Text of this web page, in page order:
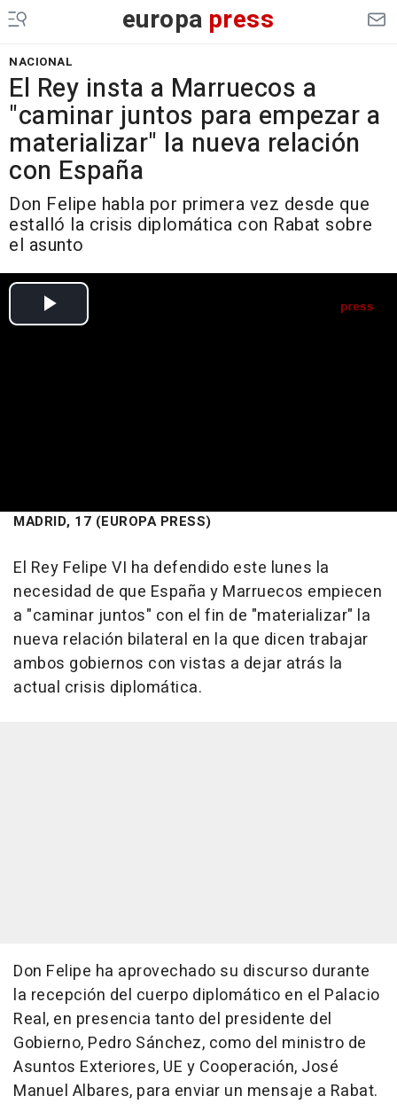
europa press
NACIONAL
El Rey insta a Marruecos a
"caminar juntos para empezar a
materializar" la nueva relación
con España
Don Felipe habla por primera vez desde que
estalló la crisis diplomática con Rabat sobre
el asunto
MADRID, 17 (EUROPA PRESS)
El Rey Felipe VI ha defendido este lunes la
necesidad de que España y Marruecos empiecen
a "caminar juntos" con el fin de "materializar" la
nueva relación bilateral en la que dicen trabajar
ambos gobiernos con vistas a dejar atrás la
actual crisis diplomática.
Don Felipe ha aprovechado su discurso durante
la recepción del cuerpo diplomático en el Palacio
Real, en presencia tanto del presidente del
Gobierno, Pedro Sánchez, como del ministro de
Asuntos Exteriores, UE y Cooperación, José
Manuel Albares, para enviar un mensaje a Rabat.